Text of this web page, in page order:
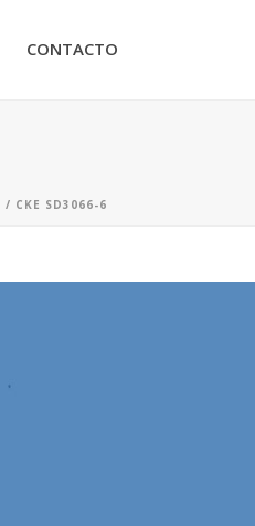
CONTACTO
/ CKE SD3066-6